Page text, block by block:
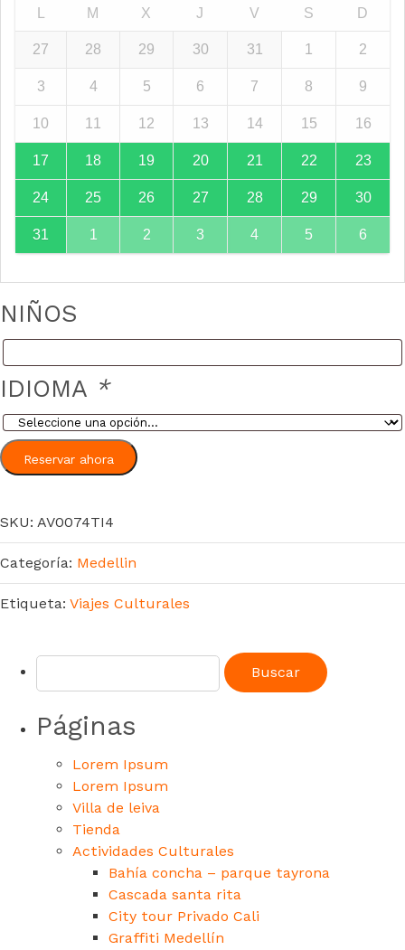
M X J V S D
27 28 29 30 31 1 2
3 4 5 6 7 8 9
10 11 12 13 14 15 16
17 18 19 20 21 22 23
24 25 26 27 28 29 30
31 1 2 3 4 5 6
NIÑOS
IDIOMA *
Reservar ahora
SKU: AV0074TI4
Categoría: Medellin
Etiqueta: Viajes Culturales
Páginas
Lorem Ipsum
Lorem Ipsum
Villa de leiva
Tienda
Actividades Culturales
Bahía concha – parque tayrona
Cascada santa rita
City tour Privado Cali
Graffiti Medellín